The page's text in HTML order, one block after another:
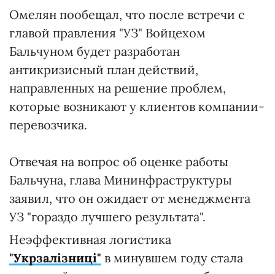
Омелян пообещал, что после встречи с
главой правления "УЗ" Войцехом
Бальчуном будет разработан
антикризисный план действий,
направленных на решение проблем,
которые возникают у клиентов компании-
перевозчика.
Отвечая на вопрос об оценке работы
Бальчуна, глава Мининфраструктуры
заявил, что он ожидает от менеджмента
УЗ "гораздо лучшего результата".
Неэффективная логистика
"Укрзалізниці" в минувшем году стала